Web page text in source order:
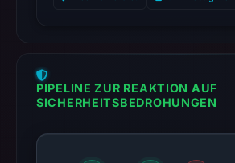
PIPELINE ZUR REAKTION AUF
SICHERHEITSBEDROHUNGEN